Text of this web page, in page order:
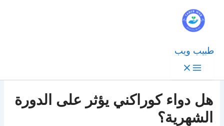
طبيب ويب
هل دواء كوراكني يؤثر على الدورة
الشهرية؟